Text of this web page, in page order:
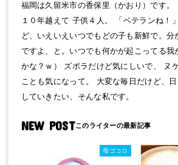
福岡は久留米市の香保里（かおり）です。
１０年越えて 子供４人。 「ベテランね！
ど、いえいえいつでもどの子も新鮮で。分
ですよ、と。いつでも何かが起こってる我
かな？ｗ） ズボラだけど気にしいで、 ヌ
ことも気になって。 大変な毎日だけど、
していきたい、そんな私です。
NEW POST
母ゴコロ